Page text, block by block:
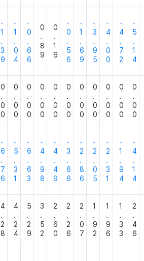
-
1
.
3
9
-
1
.
0
4
-
0
.
6
6
0
.
8
9
0
.
1
6
-
0
.
5
6
-
1
.
6
9
-
3
.
9
5
-
4
.
0
0
-
4
.
7
2
-
5
.
1
4
0
.
0
0
0
.
0
0
0
.
0
0
0
.
0
0
0
.
0
0
0
.
0
0
0
.
0
0
0
.
0
0
0
.
0
0
0
.
0
0
0
.
0
0
-
6
.
7
6
-
5
.
3
1
-
6
.
6
3
-
4
.
9
8
-
4
.
4
9
-
3
.
6
6
-
2
.
8
6
-
2
.
0
5
-
2
.
3
1
-
1
.
9
4
-
4
.
1
4
4
.
2
8
4
.
2
4
5
.
2
9
3
.
5
2
2
.
6
0
2
.
2
6
2
.
0
7
1
.
9
2
1
.
9
6
1
.
3
3
2
.
4
6